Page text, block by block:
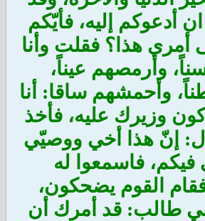
ان أدعوكم إليه، فأيّكم
أمري هذا؟ فقلت وأنا
وأرمصهم عيناً،
وأحمشهم ساقا: أنا
وزيرك عليه، فأخذ
إنّ هذا أخي ووصيّي
فيكم، فاسمعوا له
القوم يضحكون،
طالب: قد أمرك أن